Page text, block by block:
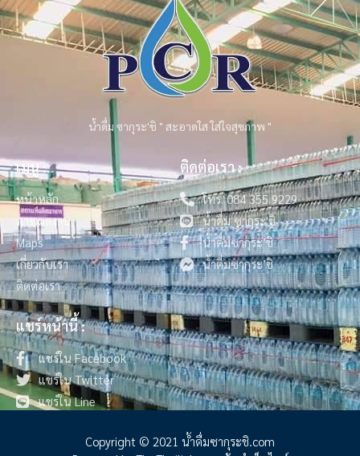
น้ำดื่ม ซากุระ'ชิ " สะอาดใส ใส่ใจสุขภาพ "
เมนู :
หน้าหลัก
ภาพผลงาน
Maps
เกี่ยวกับเรา
ติดต่อเรา
ติดต่อเรา :
โทร. 084 355 9229
น้ำดื่ม ซากุระ'ชิ
น้ำดื่มซากุระ’ชิ
น้ำดื่มซากุระ’ชิ
แชร์หน้านี้ :
แชร์ใน Facebook
แชร์ใน Twitter
แชร์ใน Line
Copyright © 2021 น้ําดื่มซากุระชิ.com